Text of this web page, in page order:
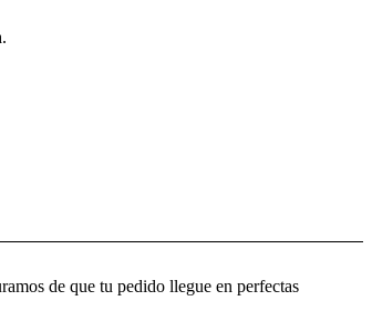
de que tu pedido llegue en perfectas